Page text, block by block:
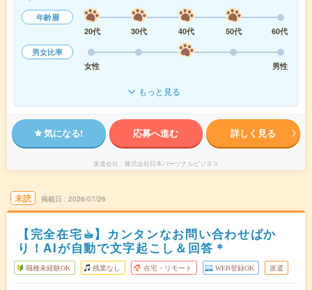
年齢層
20代
30代 40代 50代
60代
男女比率
女性
男性
もっと見る
気になる! 応募へ進む 詳しく見る
派遣会社 株式会社日本パーソナルビジネス
未読 掲載日 2026/07/26
【完全在宅☕︎】カンタンなお問い合わせばか
り！AIが自動で文字起こし＆回答＊
職種未経験OK 残業なし 在宅・リモート WEB登録OK 派遣